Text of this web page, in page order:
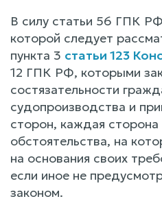
В силу статьи 56 ГПК
которой следует
пункта 3 статьи 123
12 ГПК РФ, которыми
состязательности
судопроизводства и
сторон, каждая
обстоятельства, на
на основания своих
если иное не
законом.